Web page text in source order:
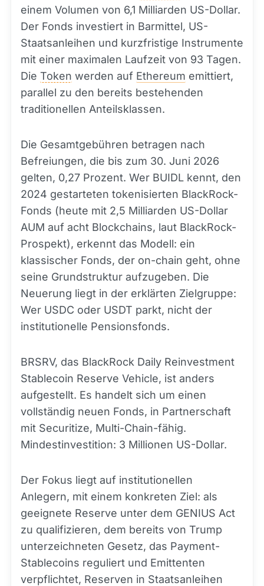
einem Volumen von 6,1 Milliarden US-Dollar.
Der Fonds investiert in Barmittel, US-
Staatsanleihen und kurzfristige Instrumente
mit einer maximalen Laufzeit von 93 Tagen.
Die Token werden auf Ethereum emittiert,
parallel zu den bereits bestehenden
traditionellen Anteilsklassen.
Die Gesamtgebühren betragen nach
Befreiungen, die bis zum 30. Juni 2026
gelten, 0,27 Prozent. Wer BUIDL kennt, den
2024 gestarteten tokenisierten BlackRock-
Fonds (heute mit 2,5 Milliarden US-Dollar
AUM auf acht Blockchains, laut BlackRock-
Prospekt), erkennt das Modell: ein
klassischer Fonds, der on-chain geht, ohne
seine Grundstruktur aufzugeben. Die
Neuerung liegt in der erklärten Zielgruppe:
Wer USDC oder USDT parkt, nicht der
institutionelle Pensionsfonds.
BRSRV, das BlackRock Daily Reinvestment
Stablecoin Reserve Vehicle, ist anders
aufgestellt. Es handelt sich um einen
vollständig neuen Fonds, in Partnerschaft
mit Securitize, Multi-Chain-fähig.
Mindestinvestition: 3 Millionen US-Dollar.
Der Fokus liegt auf institutionellen
Anlegern, mit einem konkreten Ziel: als
geeignete Reserve unter dem GENIUS Act
zu qualifizieren, dem bereits von Trump
unterzeichneten Gesetz, das Payment-
Stablecoins reguliert und Emittenten
verpflichtet, Reserven in Staatsanleihen